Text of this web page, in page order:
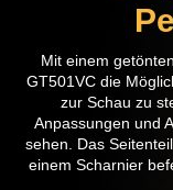
Mit einem
GT501VC die
zur Schau zu
Anpassungen und
sehen. Das
einem Scharnier